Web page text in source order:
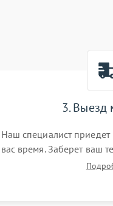
3. Выезд
Наш специалист
вас время. Заберет ваш
склад для диагностики.